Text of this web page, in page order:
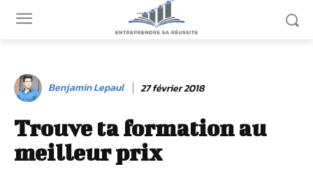
Benjamin Lepaul 27 février 2018
Trouve ta formation au
meilleur prix